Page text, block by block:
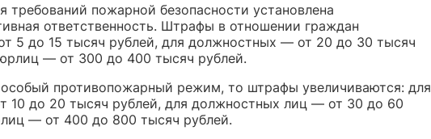
требований пожарной безопасности установлена
ответственность. Штрафы в отношении граждан
5 до 15 тысяч рублей, для должностных — от 20 до 30 тысяч
— от 300 до 400 тысяч рублей.
особый противопожарный режим, то штрафы увеличиваются: для
10 до 20 тысяч рублей, для должностных лиц — от 30 до 60
— от 400 до 800 тысяч рублей.